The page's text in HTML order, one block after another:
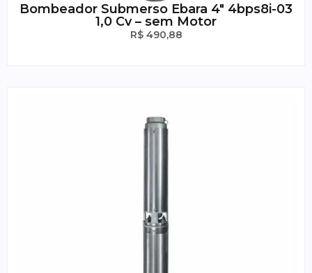
Bombeador Submerso Ebara 4″ 4bps8i-03
1,0 Cv – sem Motor
R$490,88